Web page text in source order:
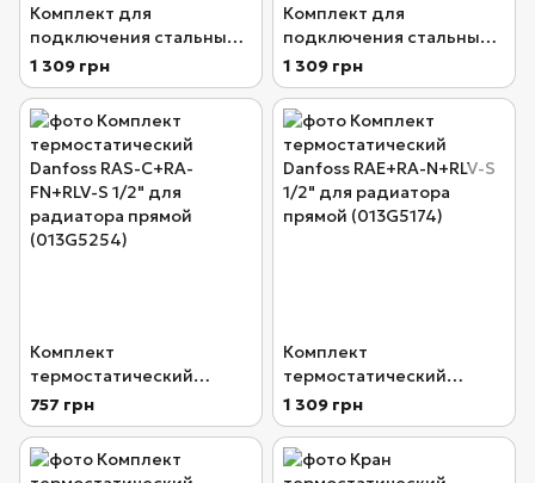
Комплект для
подключения стальных
радиаторов Danfoss RAS-
CK+RLV-KS, заднее
подключение (013G5276)
1 309 грн
Комплект для
подключения стальных
радиаторов Danfoss RAS-
CK+RLV-KS, нижнее
подключение (013G5275)
1 309 грн
Комплект
термостатический
Danfoss RAS-C+RA-
FN+RLV-S 1/2" для
радиатора прямой
(013G5254)
757 грн
Комплект
термостатический
Danfoss RAE+RA-N+RLV-S
1/2" для радиатора
прямой (013G5174)
1 309 грн